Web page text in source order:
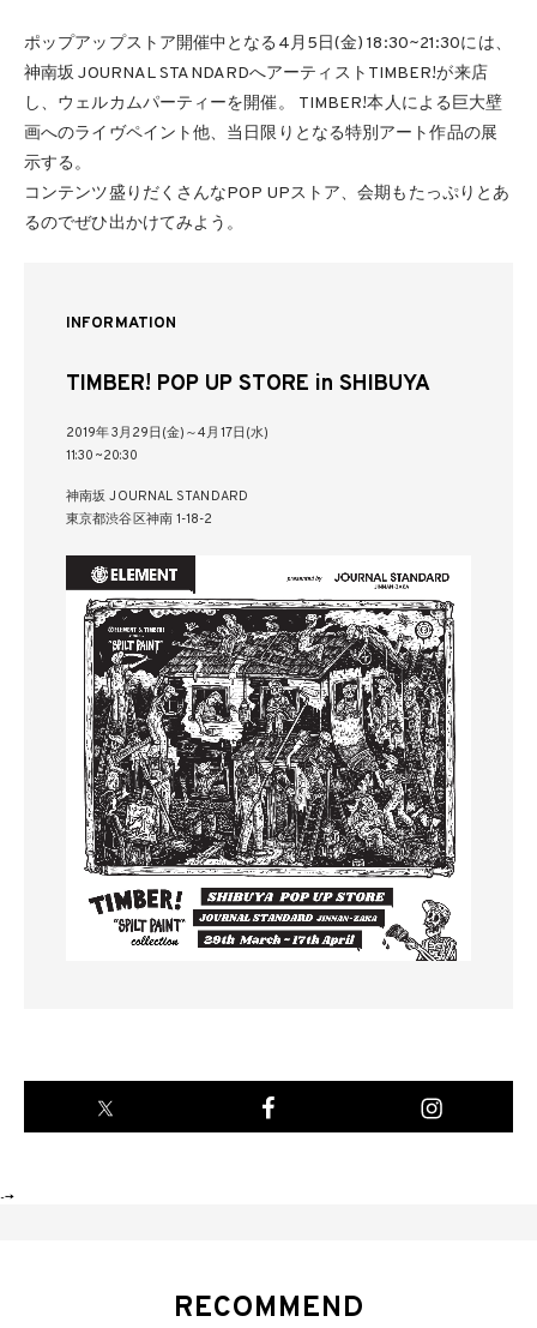
ポップアップストア開催中となる4月5日(金) 18:30~21:30には、
神南坂 JOURNAL STANDARDへアーティストTIMBER!が来店
し、ウェルカムパーティーを開催。 TIMBER!本人による巨大壁
画へのライヴペイント他、当日限りとなる特別アート作品の展
示する。
コンテンツ盛りだくさんなPOP UPストア、会期もたっぷりとあ
るのでぜひ出かけてみよう。
INFORMATION
TIMBER! POP UP STORE in SHIBUYA
2019年3月29日(金)～4月17日(水)
11:30~20:30
神南坂 JOURNAL STANDARD
東京都渋谷区神南 1-18-2
-->
RECOMMEND